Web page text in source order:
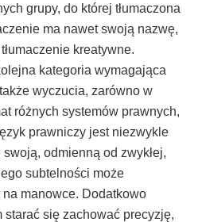
grupy, do której tłumaczona
ma nawet swoją nazwę,
kreatywne.
kategoria wymagająca
wyczucia, zarówno w
różnych systemów prawnych,
prawniczy jest niezwykle
odmienną od zwykłej,
subtelności może
manowce. Dodatkowo
starać się zachować precyzję,